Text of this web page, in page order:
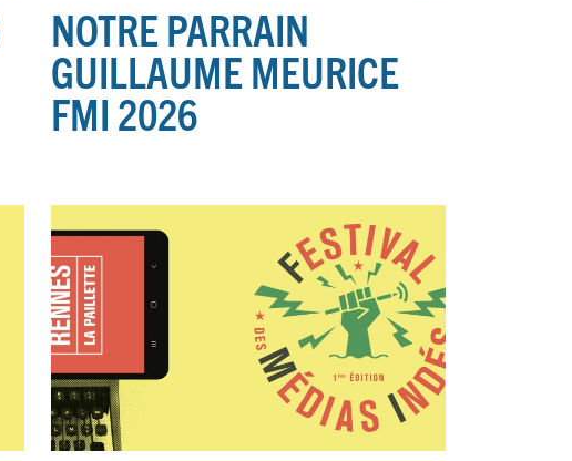
NOTRE PARRAIN
GUILLAUME MEURICE
FMI 2026